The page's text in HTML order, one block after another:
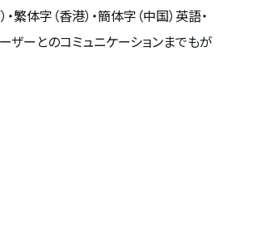
体字（香港）・簡体字（中国）英語・
ーとのコミュニケーションまでもが